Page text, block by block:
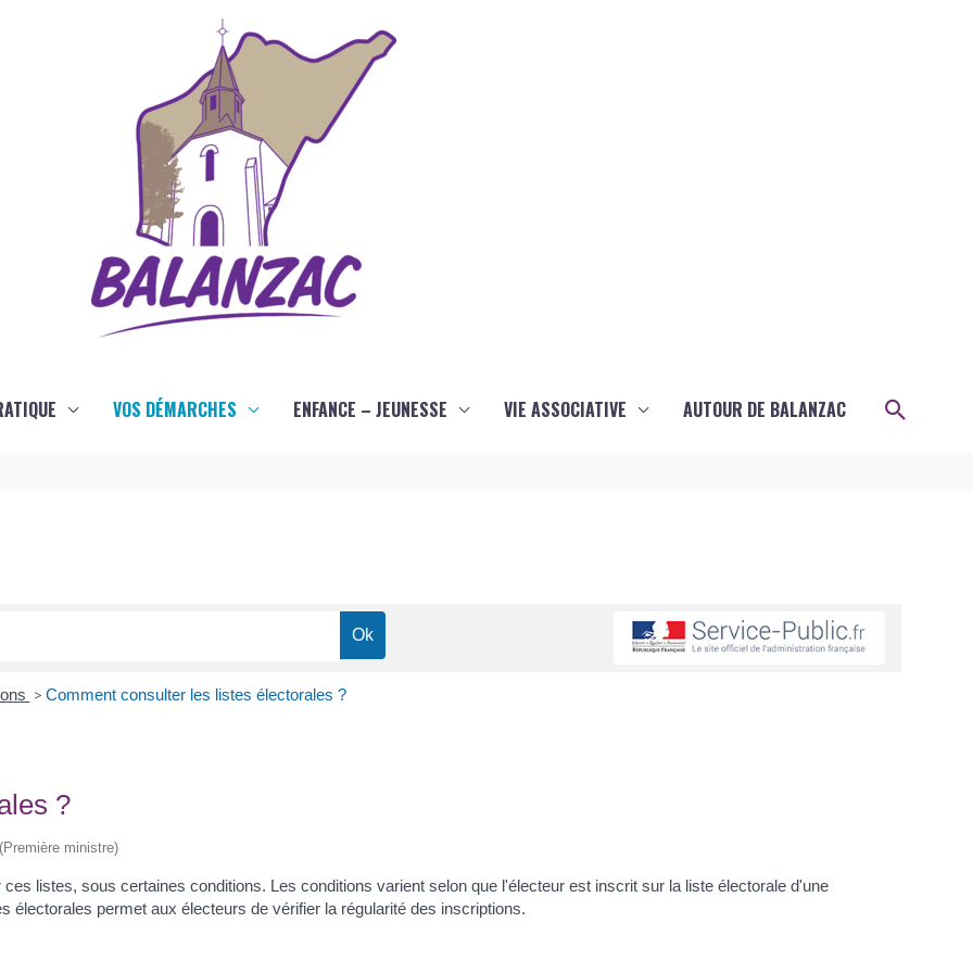
VOS DÉMARCHES ENFANCE – JEUNESSE VIE ASSOCIATIVE AUTOUR DE BALANZAC
> Comment consulter les listes électorales ?
?
ministre)
listes, sous certaines conditions. Les conditions varient selon que l'électeur est inscrit sur la liste électorale d'une
permet aux électeurs de vérifier la régularité des inscriptions.